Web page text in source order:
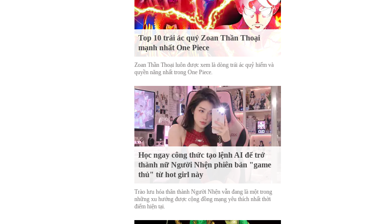
Top 10 trái ác quỷ Zoan Thần Thoại
mạnh nhất One Piece
Zoan Thần Thoại luôn được xem là dòng trái ác quỷ hiếm và
quyền năng nhất trong One Piece.
Học ngay công thức tạo lệnh AI để trở
thành nữ Người Nhện phiên bản "game
thủ" từ hot girl này
Trào lưu hóa thân thành Người Nhện vẫn đang là một trong
những xu hướng được cộng đồng mạng yêu thích nhất thời
điểm hiện tại.